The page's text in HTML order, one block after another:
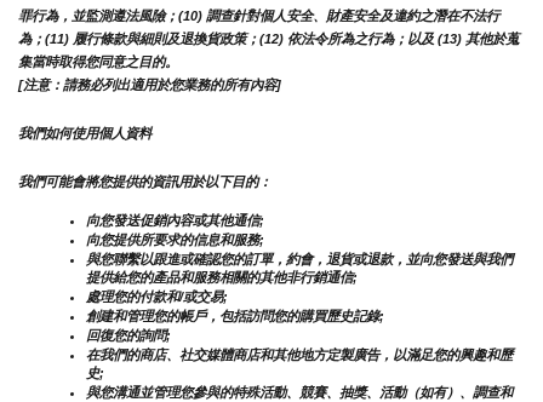
罪行為，並監測遵法風險；(10) 調查針對個人安全、財產安全及違約之潛在不法行
為；(11) 履行條款與細則及退換貨政策；(12) 依法令所為之行為；以及 (13) 其他於蒐
集當時取得您同意之目的。
[注意：請務必列出適用於您業務的所有內容]
我們如何使用個人資料
我們可能會將您提供的資訊用於以下目的：
向您發送促銷內容或其他通信;
向您提供所要求的信息和服務;
與您聯繫以跟進或確認您的訂單，約會，退貨或退款，並向您發送與我們
提供給您的產品和服務相關的其他非行銷通信;
處理您的付款和/或交易;
創建和管理您的帳戶，包括訪問您的購買歷史記錄;
回復您的詢問;
在我們的商店、社交媒體商店和其他地方定製廣告，以滿足您的興趣和歷
史;
與您溝通並管理您參與的特殊活動、競賽、抽獎、活動（如有）、調查和